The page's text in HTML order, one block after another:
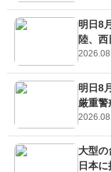
明日8
陸、
明日8
厳重
大型
日本